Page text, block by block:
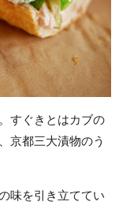
すぐきとはカブの
京都三大漬物のう
味を引き立ててい